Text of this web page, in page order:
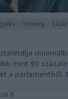
Törvény
mint 90
a parlamentből.
6.